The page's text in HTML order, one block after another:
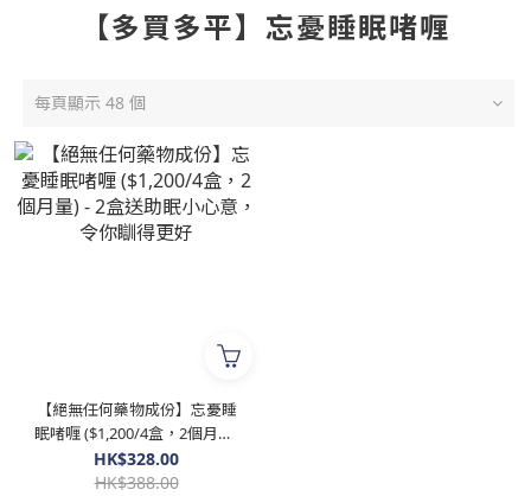
【多買多平】忘憂睡眠啫喱
每頁顯示 48 個
【絕無任何藥物成份】忘憂睡
眠啫喱 ($1,200/4盒，2個月量)
- 2盒送助眠小心意，令你瞓得
更好
HK$328.00
HK$388.00